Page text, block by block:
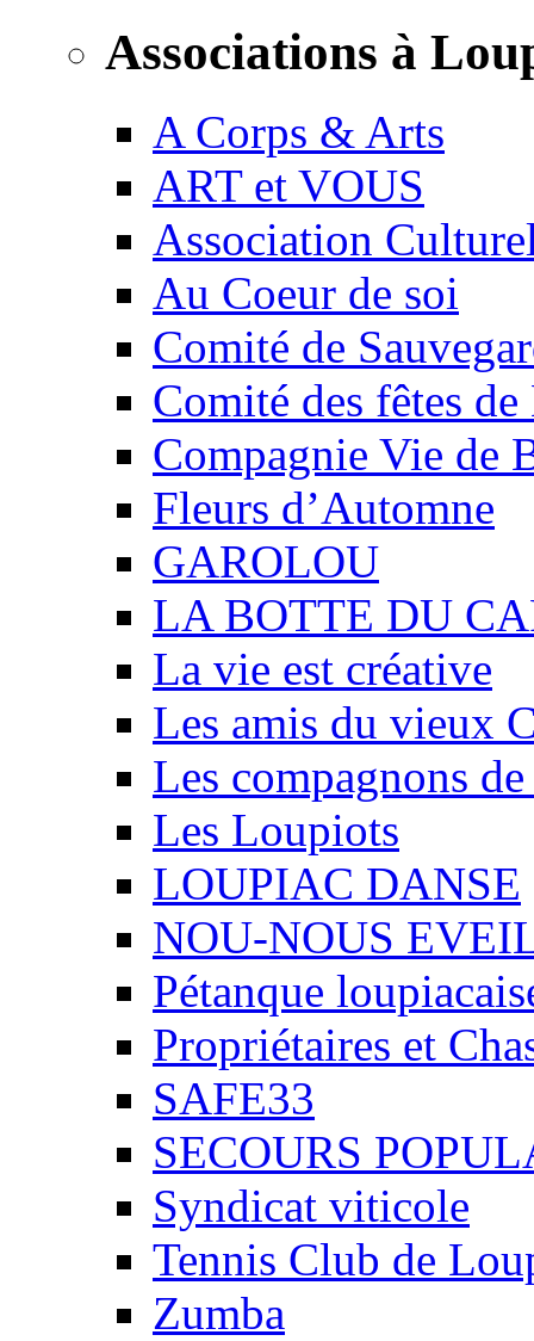
Associations à
A Corps & Arts
ART et VOUS
Association
Au Coeur de soi
Comité de
Comité des fêtes
Compagnie Vie de
Fleurs d’Automne
GAROLOU
LA BOTTE DU
La vie est créative
Les amis du vieux
Les compagnons
Les Loupiots
LOUPIAC DANSE
NOU-NOUS
Pétanque
Propriétaires et
SAFE33
SECOURS
Syndicat viticole
Tennis Club de
Zumba